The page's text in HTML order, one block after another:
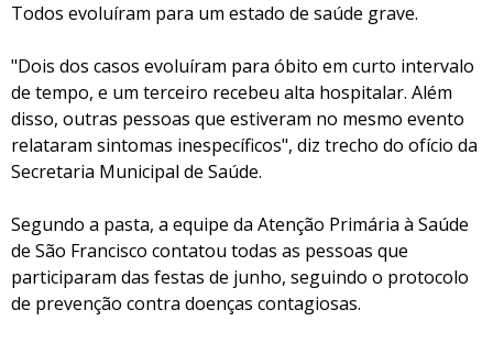
Todos evoluíram para um estado de saúde grave.
"Dois dos casos evoluíram para óbito em curto intervalo
de tempo, e um terceiro recebeu alta hospitalar. Além
disso, outras pessoas que estiveram no mesmo evento
relataram sintomas inespecíficos", diz trecho do ofício da
Secretaria Municipal de Saúde.
Segundo a pasta, a equipe da Atenção Primária à Saúde
de São Francisco contatou todas as pessoas que
participaram das festas de junho, seguindo o protocolo
de prevenção contra doenças contagiosas.